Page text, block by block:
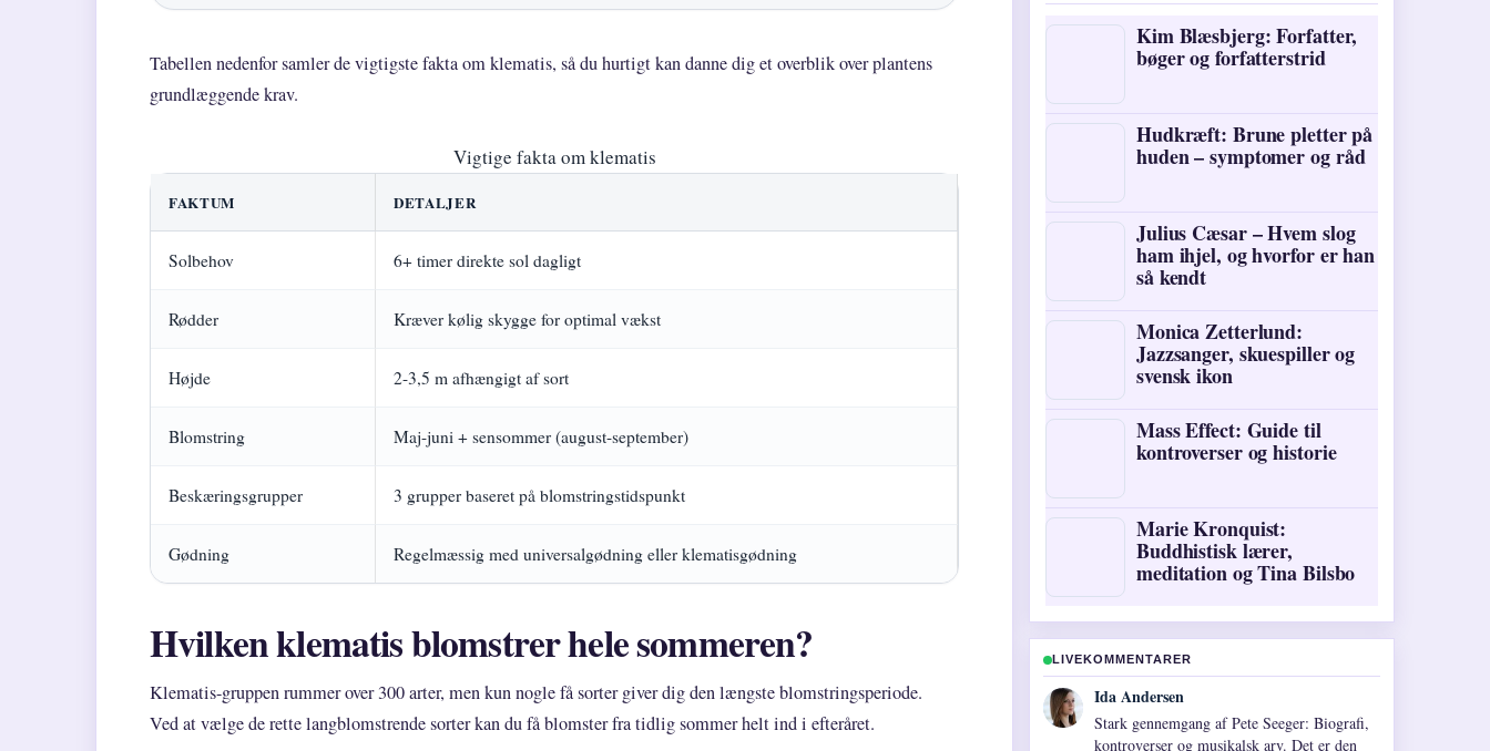
Tabellen nedenfor samler de vigtigste fakta om klematis, så du hurtigt kan danne dig et overblik over plantens
grundlæggende krav.
Vigtige fakta om klematis
FAKTUM DETALJER
Solbehov 6+ timer direkte sol dagligt
Rødder Kræver kølig skygge for optimal vækst
Højde 2-3,5 m afhængigt af sort
Blomstring Maj-juni + sensommer (august-september)
Beskæringsgrupper 3 grupper baseret på blomstringstidspunkt
Gødning Regelmæssig med universalgødning eller klematisgødning
Hvilken klematis blomstrer hele sommeren?
Klematis-gruppen rummer over 300 arter, men kun nogle få sorter giver dig den længste blomstringsperiode.
Ved at vælge de rette langblomstrende sorter kan du få blomster fra tidlig sommer helt ind i efteråret.
Kim Blæsbjerg: Forfatter,
bøger og forfatterstrid
Hudkræft: Brune pletter på
huden – symptomer og råd
Julius Cæsar – Hvem slog
ham ihjel, og hvorfor er han
så kendt
Monica Zetterlund:
Jazzsanger, skuespiller og
svensk ikon
Mass Effect: Guide til
kontroverser og historie
Marie Kronquist:
Buddhistisk lærer,
meditation og Tina Bilsbo
LIVEKOMMENTARER
Ida Andersen
Stark gennemgang af Pete Seeger: Biografi,
kontroverser og musikalsk arv. Det er den